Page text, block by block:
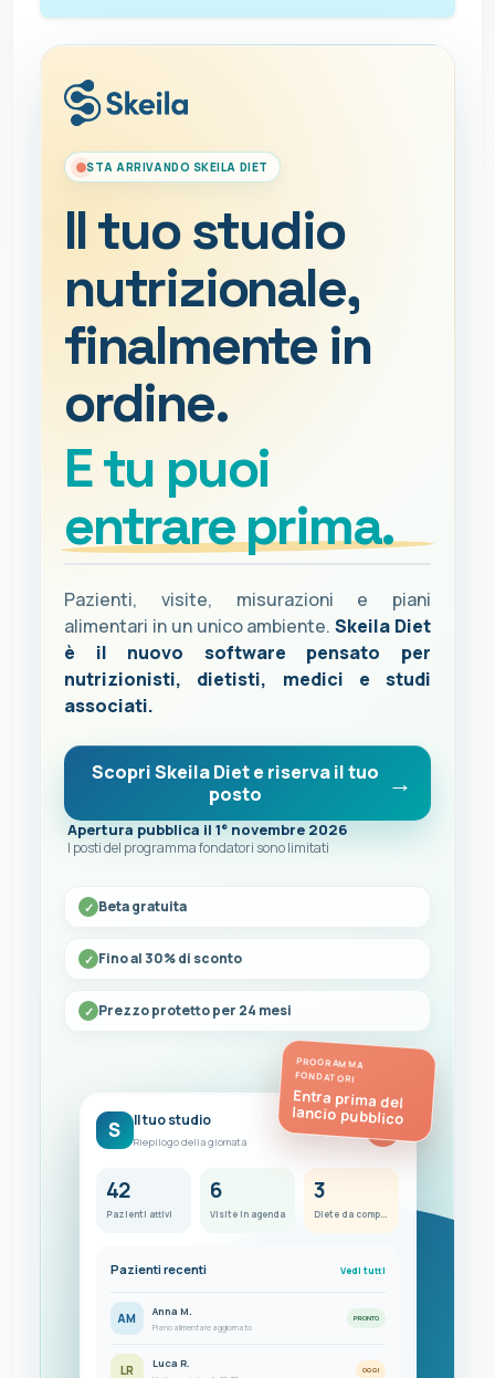
STA ARRIVANDO SKEILA DIET
Il tuo studio
nutrizionale,
finalmente in
ordine.
E tu puoi
entrare prima.
Pazienti, visite, misurazioni e piani
alimentari in un unico ambiente.Skeila Diet
è il nuovo software pensato per
nutrizionisti, dietisti, medici e studi
associati.
Scopri Skeila Diet e riserva il tuo
posto
Apertura pubblica il 1° novembre 2026
I posti del programma fondatori sono limitati
Beta gratuita
Fino al 30% di sconto
Prezzo protetto per 24 mesi
PROGRAMMA
FONDATORI
Entra prima del
lancio pubblico
S Il tuo studio
Riepilogo della giornata
FC
42
Pazienti attivi
6
Visite in agenda
3
Diete da completare
Pazienti recenti Vedi tutti
AM Anna M.
Piano alimentare aggiornato
PRONTO
LR Luca R. OGGI